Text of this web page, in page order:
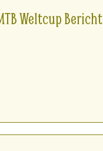
Weltcup Bericht